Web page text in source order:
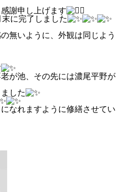
謝申し上げます
に完了しました
無いように、外観は同じよう
が池、その先には濃尾平野が
した
なれますように修繕させてい